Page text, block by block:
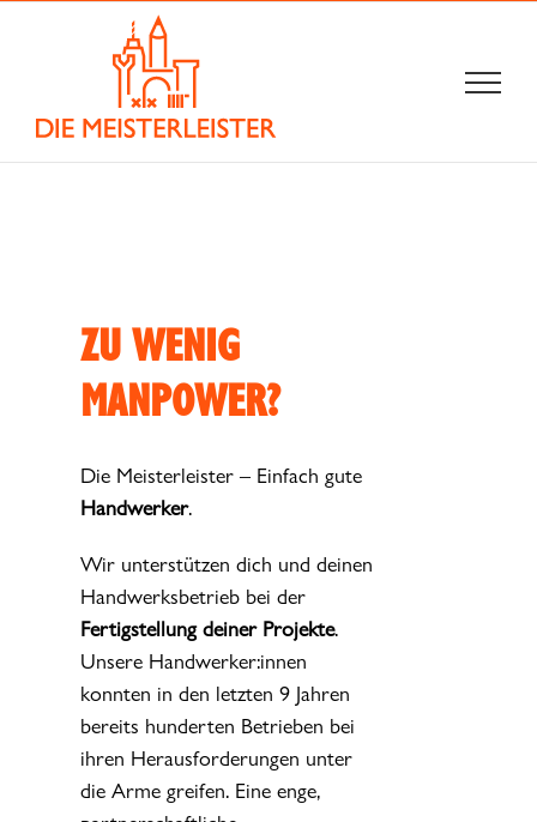
ZU WENIG
MANPOWER?
Die Meisterleister – Einfach gute
Handwerker.
Wir unterstützen dich und deinen
Handwerksbetrieb bei der
Fertigstellung deiner Projekte.
Unsere Handwerker:innen
konnten in den letzten 9 Jahren
bereits hunderten Betrieben bei
ihren Herausforderungen unter
die Arme greifen. Eine enge,